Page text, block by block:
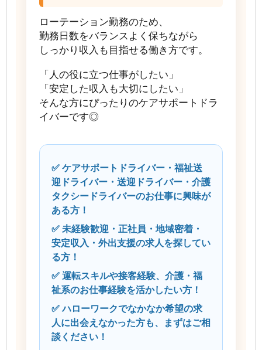
ローテーション勤務のため、
勤務日数をバランスよく保ちながら
しっかり収入も目指せる働き方です。
「人の役に立つ仕事がしたい」
「安定した収入も大切にしたい」
そんな方にぴったりのケアサポートドラ
イバーです◎
✅ ケアサポートドライバー・福祉送
迎ドライバー・送迎ドライバー・介護
タクシードライバーのお仕事に興味が
ある方！
✅ 未経験歓迎・正社員・地域密着・
安定収入・外出支援の求人を探してい
る方！
✅ 運転スキルや接客経験、介護・福
祉系のお仕事経験を活かしたい方！
✅ ハローワークでなかなか希望の求
人に出会えなかった方も、まずはご相
談ください！